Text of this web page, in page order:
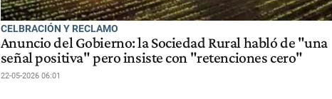
CELBRACIÓN Y RECLAMO
Anuncio del Gobierno: la Sociedad Rural habló de "una
señal positiva" pero insiste con "retenciones cero"
22-05-2026 06:01